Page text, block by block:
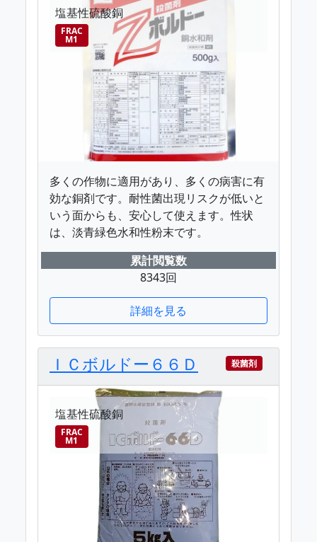
塩基性硫酸銅
FRAC
M1
多くの作物に適用があり、多くの病害に有
効な銅剤です。耐性菌出現リスクが低いと
いう面からも、安心して使えます。性状
は、淡青緑色水和性粉末です。
累計閲覧数
8343回
詳細を見る
ＩＣボルドー６６Ｄ 殺菌剤
塩基性硫酸銅
FRAC
M1